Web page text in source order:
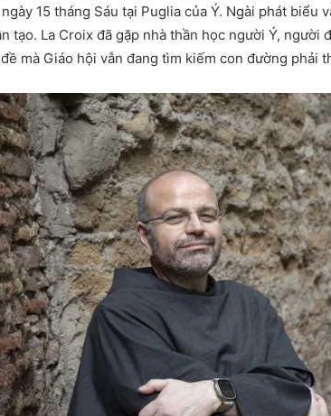
15 tháng Sáu tại Puglia của Ý. Ngài phát biểu
tạo. La Croix đã gặp nhà thần học người Ý, người
mà Giáo hội vẫn đang tìm kiếm con đường phải